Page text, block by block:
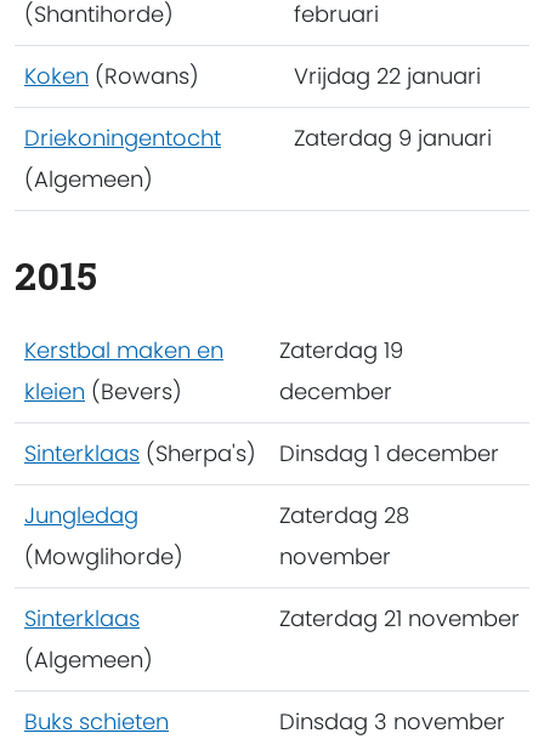
(Shantihorde)
februari
Koken (Rowans) Vrijdag 22 januari
Driekoningentocht
(Algemeen)
Zaterdag 9 januari
2015
Kerstbal maken en
kleien (Bevers)
Zaterdag 19
december
Sinterklaas (Sherpa's) Dinsdag 1 december
Jungledag
(Mowglihorde)
Zaterdag 28
november
Sinterklaas
(Algemeen)
Zaterdag 21 november
Buks schieten
Dinsdag 3 november